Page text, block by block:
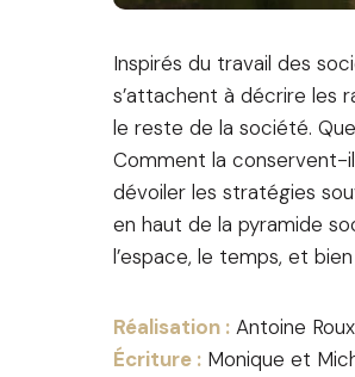
Inspirés du travail des
s’attachent à décrire les
le reste de la société.
Comment la conservent-
dévoiler les stratégies
en haut de la pyramide
l’espace, le temps, et
Réalisation : Antoine Roux
Écriture : Monique et